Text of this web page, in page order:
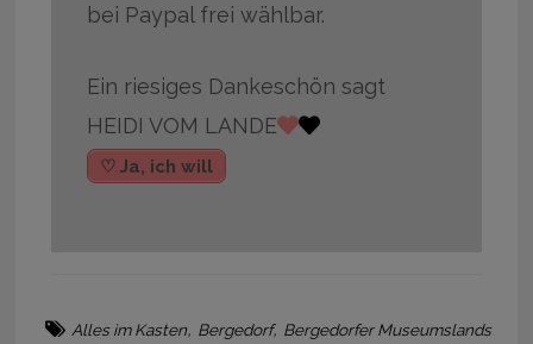
bei Paypal frei wählbar.
Ein riesiges Dankeschön sagt
HEIDI VOM LANDE
♡ Ja, ich will
Alles im Kasten, Bergedorf, Bergedorfer Museumslands